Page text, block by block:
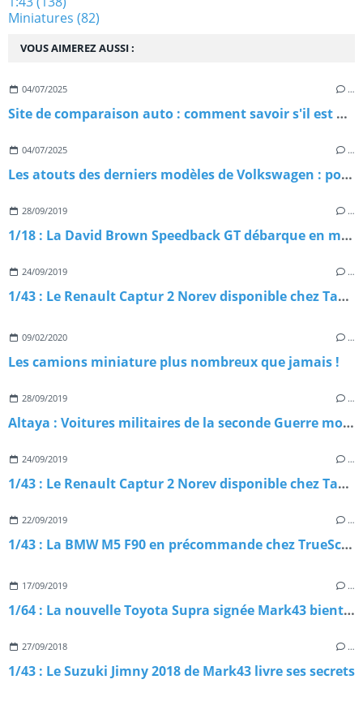
VOUS AIMEREZ AUSSI :
04/07/2025 …
Site de comparaison auto : comment savoir s'il est digne de confiance ?
04/07/2025 …
Les atouts des derniers modèles de Volkswagen : pourquoi les choisir ?
28/09/2019 …
1/18 : La David Brown Speedback GT débarque en miniature
24/09/2019 …
1/43 : Le Renault Captur 2 Norev disponible chez Tacot
09/02/2020 …
Les camions miniature plus nombreux que jamais !
28/09/2019 …
Altaya : Voitures militaires de la seconde Guerre mondiale
24/09/2019 …
1/43 : Le Renault Captur 2 Norev disponible chez Tacot
22/09/2019 …
1/43 : La BMW M5 F90 en précommande chez TrueScale Models
17/09/2019 …
1/64 : La nouvelle Toyota Supra signée Mark43 bientôt disponible !
27/09/2018 …
1/43 : Le Suzuki Jimny 2018 de Mark43 livre ses secrets
Miniatures (82)